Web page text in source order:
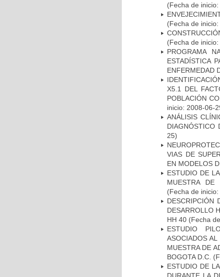
(Fecha de
(Fecha de
(Fecha de
PROGRAMA
ESTADÍSTICA
ENFERMEDAD
X5.1 DEL
POBLACIÓN
inicio: 2008-06-
ANÁLISIS
DIAGNÓSTICO
25)
VIAS DE
EN MODELOS
ESTUDIO DE
MUESTRA DE
(Fecha de
DESCRIPCIÓN
DESARROLLO
HH 40 (Fecha
ESTUDIO
ASOCIADOS
MUESTRA DE
BOGOTA D.C.
ESTUDIO DE